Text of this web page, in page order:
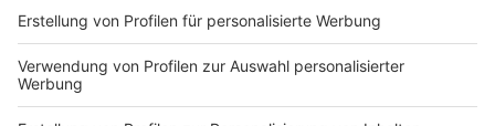
Coronapandemie selbstverständlich nicht. Die
derzeitigen Coronaregeln gilt es zu beachten.
Anzeige